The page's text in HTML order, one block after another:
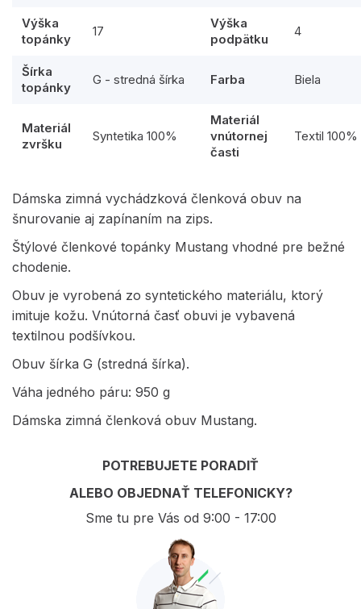
Výška
topánky
17
Výška
podpätku
4
Šírka
topánky
G - stredná šírka Farba Biela
Materiál
zvršku
Syntetika 100%
Materiál
vnútornej
časti
Textil 100%
Dámska zimná vychádzková členková obuv na
šnurovanie aj zapínaním na zips.
Štýlové členkové topánky Mustang vhodné pre bežné
chodenie.
Obuv je vyrobená zo syntetického materiálu, ktorý
imituje kožu. Vnútorná časť obuvi je vybavená
textilnou podšívkou.
Obuv šírka G (stredná šírka).
Váha jedného páru: 950 g
Dámska zimná členková obuv Mustang.
POTREBUJETE PORADIŤ
ALEBO OBJEDNAŤ TELEFONICKY?
Sme tu pre Vás od 9:00 - 17:00